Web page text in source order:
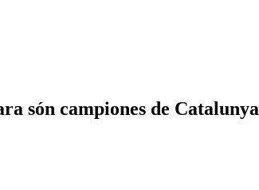
són campiones de Catalunya